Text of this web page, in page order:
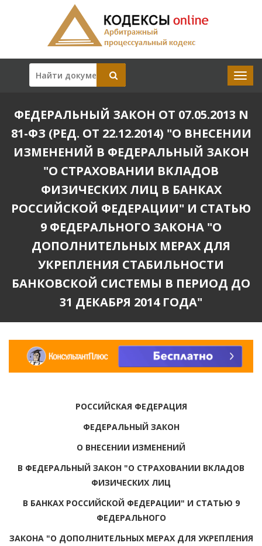
ФЕДЕРАЛЬНЫЙ ЗАКОН ОТ 07.05.2013 N
81-ФЗ (РЕД. ОТ 22.12.2014) "О ВНЕСЕНИИ
ИЗМЕНЕНИЙ В ФЕДЕРАЛЬНЫЙ ЗАКОН
"О СТРАХОВАНИИ ВКЛАДОВ
ФИЗИЧЕСКИХ ЛИЦ В БАНКАХ
РОССИЙСКОЙ ФЕДЕРАЦИИ" И СТАТЬЮ
9 ФЕДЕРАЛЬНОГО ЗАКОНА "О
ДОПОЛНИТЕЛЬНЫХ МЕРАХ ДЛЯ
УКРЕПЛЕНИЯ СТАБИЛЬНОСТИ
БАНКОВСКОЙ СИСТЕМЫ В ПЕРИОД ДО
31 ДЕКАБРЯ 2014 ГОДА"
РОССИЙСКАЯ ФЕДЕРАЦИЯ
ФЕДЕРАЛЬНЫЙ ЗАКОН
О ВНЕСЕНИИ ИЗМЕНЕНИЙ
В ФЕДЕРАЛЬНЫЙ ЗАКОН "О СТРАХОВАНИИ ВКЛАДОВ
ФИЗИЧЕСКИХ ЛИЦ
В БАНКАХ РОССИЙСКОЙ ФЕДЕРАЦИИ" И СТАТЬЮ 9
ФЕДЕРАЛЬНОГО
ЗАКОНА "О ДОПОЛНИТЕЛЬНЫХ МЕРАХ ДЛЯ УКРЕПЛЕНИЯ